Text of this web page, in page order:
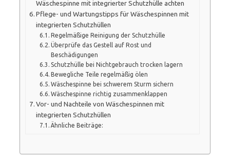
Wäschespinne mit integrierter Schutzhülle achten
Pflege- und Wartungstipps für Wäschespinnen mit
integrierten Schutzhüllen
Regelmäßige Reinigung der Schutzhülle
Überprüfe das Gestell auf Rost und
Beschädigungen
Schutzhülle bei Nichtgebrauch trocken lagern
Bewegliche Teile regelmäßig ölen
Wäschespinne bei schwerem Sturm sichern
Wäschespinne richtig zusammenklappen
Vor- und Nachteile von Wäschespinnen mit
integrierten Schutzhüllen
Ähnliche Beiträge: